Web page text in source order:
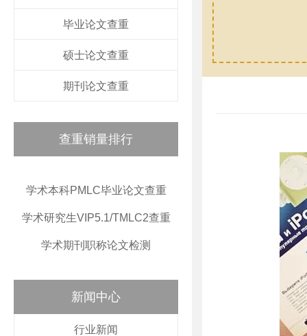
毕业论文查重
硕士论文查重
期刊论文查重
查重销量排行
学术本科PMLC毕业论文查重
学术研究生VIP5.1/TMLC2查重
学术期刊职称论文检测
新闻中心
行业新闻